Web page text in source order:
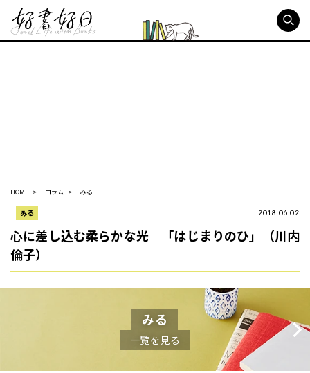
HOME コラム みる
みる 2018.06.02
心に差し込む柔らかな光 「はじまりのひ」（川内
倫子）
みる
一覧を見る